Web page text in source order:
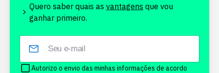
Quero saber quais as vantagens que vou
ganhar primeiro.
Autorizo o envio das minhas informações de acordo